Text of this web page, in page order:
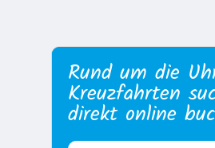
Rund um die
Kreuzfahrten
direkt online